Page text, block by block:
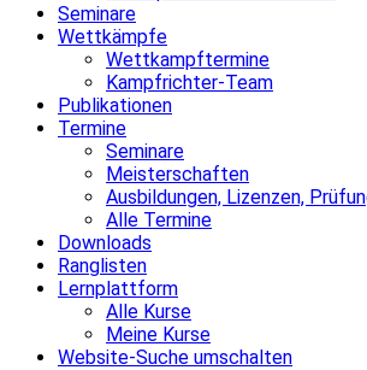
Seminare
Wettkämpfe
Wettkampftermine
Kampfrichter-Team
Publikationen
Termine
Seminare
Meisterschaften
Ausbildungen, Lizenzen,
Alle Termine
Downloads
Ranglisten
Lernplattform
Alle Kurse
Meine Kurse
Website-Suche umschalten